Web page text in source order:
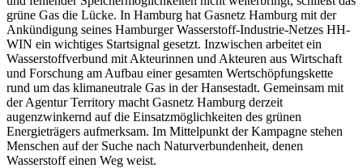
grüne Gas die Lücke. In Hamburg hat Gasnetz Hamburg mit der
Ankündigung seines Hamburger Wasserstoff-Industrie-Netzes HH-
WIN ein wichtiges Startsignal gesetzt. Inzwischen arbeitet ein
Wasserstoffverbund mit Akteurinnen und Akteuren aus Wirtschaft
und Forschung am Aufbau einer gesamten Wertschöpfungskette
rund um das klimaneutrale Gas in der Hansestadt. Gemeinsam mit
der Agentur Territory macht Gasnetz Hamburg derzeit
augenzwinkernd auf die Einsatzmöglichkeiten des grünen
Energieträgers aufmerksam. Im Mittelpunkt der Kampagne stehen
Menschen auf der Suche nach Naturverbundenheit, denen
Wasserstoff einen Weg weist.